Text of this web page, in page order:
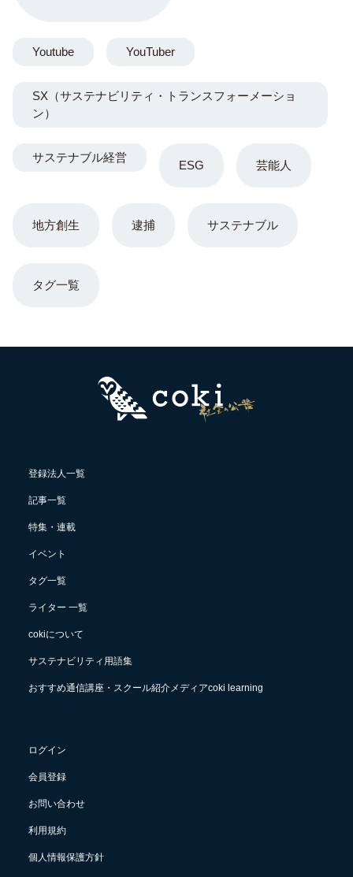
ESG 芸能人
地方創生 逮捕 サステナブル
Youtube YouTuber
SX（サステナビリティ・トランスフォーメーショ
ン）
サステナブル経営
タグ一覧
登録法人一覧
記事一覧
特集・連載
イベント
タグ一覧
ライター 一覧
cokiについて
サステナビリティ用語集
おすすめ通信講座・スクール紹介メディアcoki learning
ログイン
会員登録
お問い合わせ
利用規約
個人情報保護方針